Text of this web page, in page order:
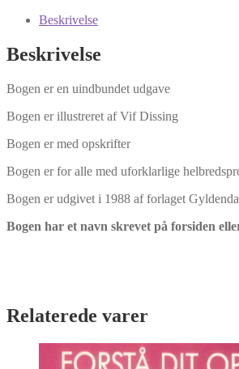
gør
man
af
Lorentzen
Jonna
Deibjerg
antal
Beskrivelse
Beskrivelse
Bogen er en uindbundet udgave
Bogen er illustreret af Vif Dissing
Bogen er med opskrifter
Bogen er for alle med uforklarlige
Bogen er udgivet i 1988 af forlaget
Bogen har et navn skrevet på forsiden
Relaterede varer